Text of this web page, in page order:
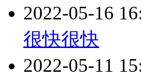
2022-05-16
很快很快
2022-05-11